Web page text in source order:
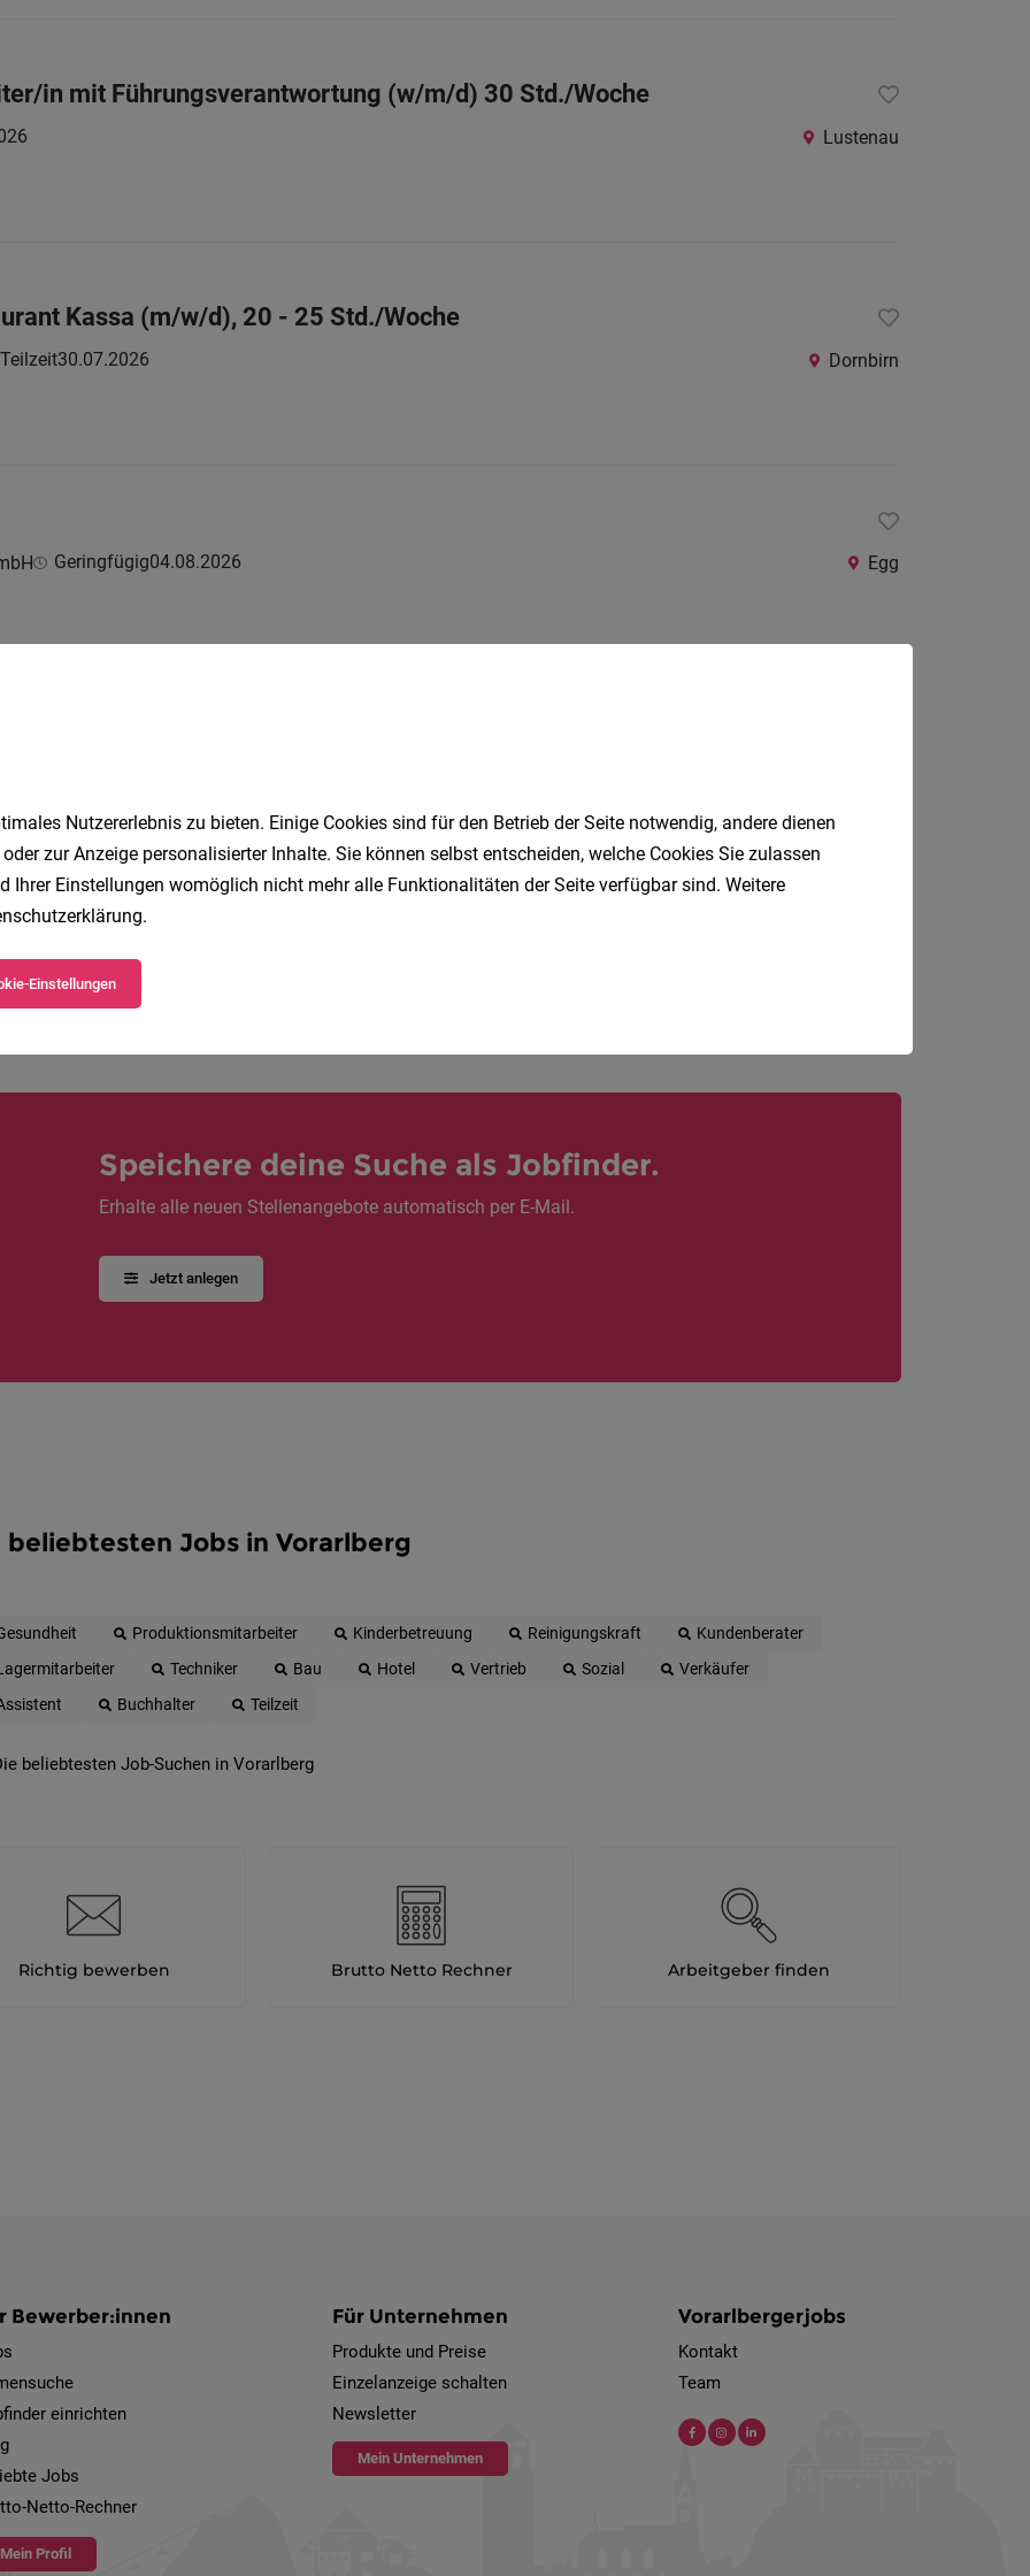
in mit Führungsverantwortung (w/m/d) 30 Std./Woche
Lustenau
Kassa (m/w/d), 20 - 25 Std./Woche
Teilzeit30.07.2026 Dornbirn
Geringfügig04.08.2026 Egg
Frischetheke
Vollzeit02.08.2026
Speichere deine Suche als Jobfinder.
Erhalte alle neuen Stellenangebote automatisch per E-Mail.
Jetzt anlegen
beliebtesten Jobs in Vorarlberg
Produktionsmitarbeiter Kinderbetreuung Reinigungskraft
Kundenberater
Techniker Bau Hotel Vertrieb Sozial
Verkäufer
Buchhalter Teilzeit
beliebtesten Job-Suchen in Vorarlberg
Richtig bewerben Brutto Netto Rechner Arbeitgeber finden
Bewerber:innen
einrichten
Jobs
Netto-Rechner
Mein Profil
Für Unternehmen
Produkte und Preise
Einzelanzeige schalten
Newsletter
Mein Unternehmen
Vorarlbergerjobs
Kontakt
Team
Nutzererlebnis zu bieten. Einige Cookies sind für den Betrieb der Seite notwendig, andere dienen
zur Anzeige personalisierter Inhalte. Sie können selbst entscheiden, welche Cookies Sie zulassen
Ihrer Einstellungen womöglich nicht mehr alle Funktionalitäten der Seite verfügbar sind. Weitere
.
Einstellungen